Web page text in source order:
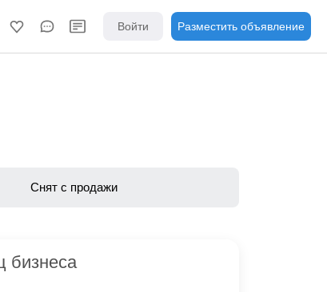
Войти Разместить объявление
Снят с продажи
бизнеса